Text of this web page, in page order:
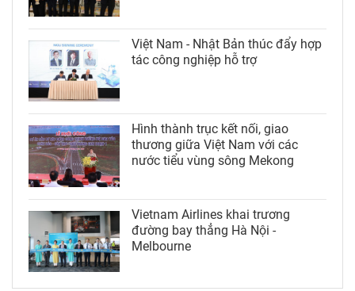
Việt Nam - Nhật Bản thúc đẩy hợp
tác công nghiệp hỗ trợ
Hình thành trục kết nối, giao
thương giữa Việt Nam với các
nước tiểu vùng sông Mekong
Vietnam Airlines khai trương
đường bay thẳng Hà Nội -
Melbourne